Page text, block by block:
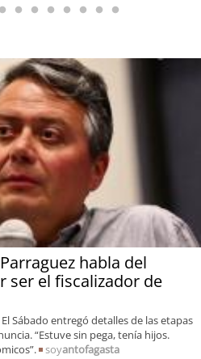
habla del
ser el fiscalizador de
Sábado entregó detalles de las etapas
“Estuve sin pega, tenía hijos.
soyantofagasta